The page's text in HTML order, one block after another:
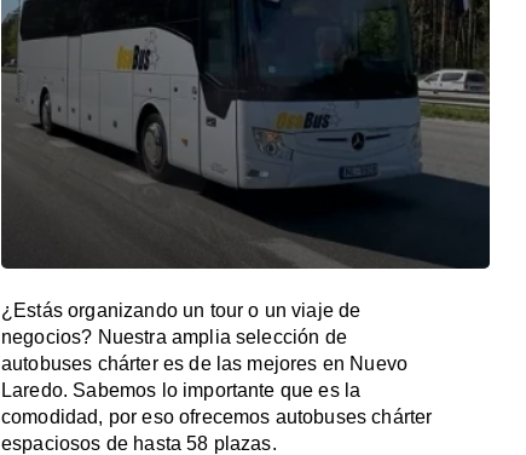
¿Estás organizando un tour o un viaje de
negocios? Nuestra amplia selección de
autobuses chárter es de las mejores en Nuevo
Laredo. Sabemos lo importante que es la
comodidad, por eso ofrecemos autobuses chárter
espaciosos de hasta 58 plazas.